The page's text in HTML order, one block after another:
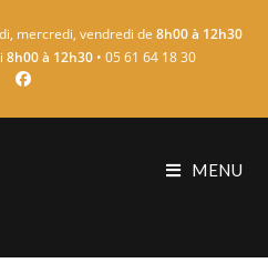
mercredi, vendredi de 8h00 à 12h30
8h00 à 12h30 • 05 61 64 18 30
MENU